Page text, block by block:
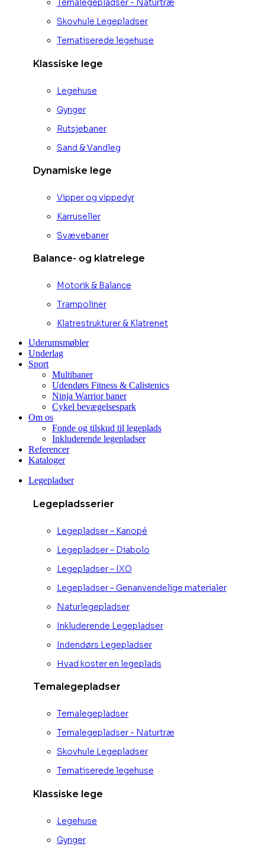
Temalegepladser - Naturtræ
Skovhule Legepladser
Tematiserede legehuse
Klassiske lege
Legehuse
Gynger
Rutsjebaner
Sand & Vandleg
Dynamiske lege
Vipper og vippedyr
Karruseller
Svævebaner
Balance- og klatrelege
Motorik & Balance
Trampoliner
Klatrestrukturer & Klatrenet
Uderumsmøbler
Underlag
Sport
Multibaner
Udendørs Fitness & Calistenics
Ninja Warrior baner
Cykel bevægelsespark
Om os
Fonde og tilskud til legeplads
Inkluderende legepladser
Referencer
Kataloger
Legepladser
Legepladsserier
Legepladser – Kanopé
Legepladser – Diabolo
Legepladser – IXO
Legepladser – Genanvendelige materialer
Naturlegepladser
Inkluderende Legepladser
Indendørs Legepladser
Hvad koster en legeplads
Temalegepladser
Temalegepladser
Temalegepladser - Naturtræ
Skovhule Legepladser
Tematiserede legehuse
Klassiske lege
Legehuse
Gynger